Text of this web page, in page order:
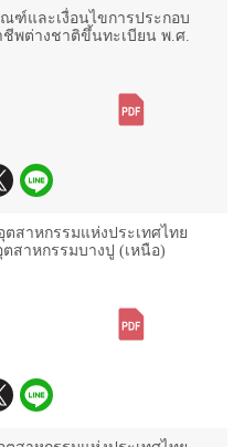
ฑ์และเงื่อนไขการประกอบ
พต่างชาติขึ้นทะเบียน พ.ศ.
สาหกรรมแห่งประเทศไทย
สาหกรรมบางปู (เหนือ)